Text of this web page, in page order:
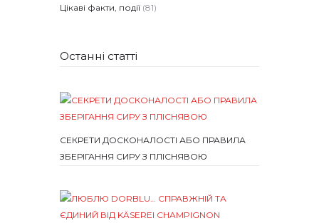
Цікаві факти, події (81)
Останні статті
СЕКРЕТИ ДОСКОНАЛОСТІ АБО ПРАВИЛА
ЗБЕРІГАННЯ СИРУ З ПЛІСНЯВОЮ